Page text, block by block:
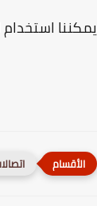
استخدام
اتصالات